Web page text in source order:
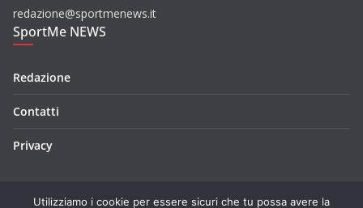
redazione@sportmenews.it
SportMe NEWS
Redazione
Contatti
Privacy
Utilizziamo i cookie per essere sicuri che tu possa avere la